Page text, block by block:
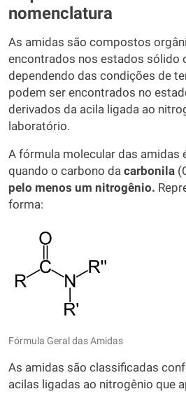
nomenclatura
As amidas são compostos
encontrados nos estados sólido
dependendo das condições de
podem ser encontrados no
derivados da acila ligada ao
laboratório.
A fórmula molecular das amidas
quando o carbono da carbonila
pelo menos um nitrogênio.
forma:
Fórmula Geral das Amidas
As amidas são classificadas
acilas ligadas ao nitrogênio que